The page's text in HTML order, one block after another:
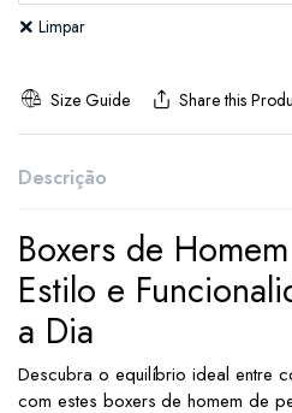
Limpar
Size Guide Share this
Descrição
Boxers de
Estilo e
a Dia
Descubra o equilíbrio ideal entre
com estes boxers de homem de